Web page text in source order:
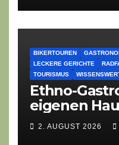
BIKERTOUREN
LECKERE GERICHTE
TOURISMUS
Ethno-
eigenen
geheime
des
2. AUGUST 2026